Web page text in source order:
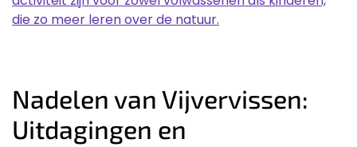
die zo meer leren over de natuur.
Nadelen van Vijvervissen:
Uitdagingen en